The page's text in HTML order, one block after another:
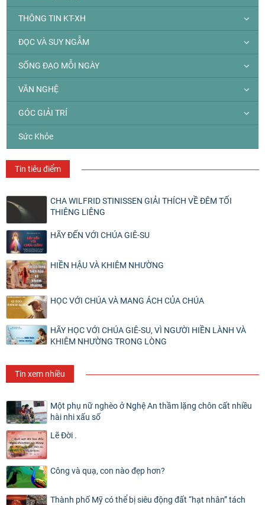
THÔNG TIN KT-XH
ĐỌC VÀ SUY NGẪM
SỐNG ĐẠO MỖI NGÀY
VĂN NGHỆ
GÓC GIẢI TRÍ
Sức Khỏe
Tin tiêu điểm
CHA WILFRID STINISSEN GIẢI THÍCH VỀ ĐÊM TỐI
THIÊNG LIÊNG
HÃY ĐẾN VỚI CHÚA GIÊ-SU
HIỀN HẬU VÀ KHIÊM NHƯỜNG
HỌC VỚI CHÚA VÀ MANG ÁCH CỦA CHÚA
HÃY HỌC VỚI CHÚA GIÊ-SU, VÌ NGƯỜI HIỀN LÀNH VÀ
KHIÊM NHƯỜNG TRONG LÒNG
Tin xem nhiều
Một phụ nữ nghèo ở Nghệ An thầm lặng chôn cất nhiều
hài nhi xấu số
Lẽ Đời .
Công và quạ, con nào đẹp hơn?
Thành phố Mỹ có thể bị siêu động đất “hạt nhân” tách